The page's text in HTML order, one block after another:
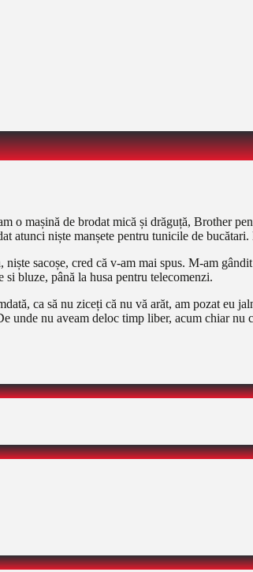
o mașină de brodat mică și drăguță, Brother
atunci niște manșete pentru tunicile de
sacoșe, cred că v-am mai spus. M-am
bluze, până la husa pentru telecomenzi.
ca să nu ziceți că nu vă arăt, am pozat eu
unde nu aveam deloc timp liber, acum chiar nu